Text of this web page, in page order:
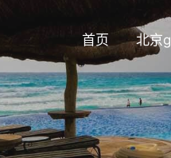
首页 北京